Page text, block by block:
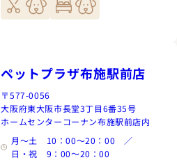
ペットプラザ布施駅前店
〒577-0056
大阪府東大阪市長堂3丁目6番35号
ホームセンターコーナン布施駅前店内
月～土 10：00～20：00 ／
日・祝 9：00～20：00